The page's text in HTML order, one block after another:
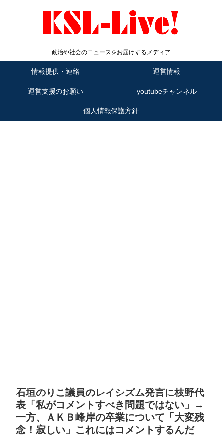
政治や社会のニュースをお届けするメディア
情報提供・連絡 運営情報
運営支援のお願い youtubeチャンネル
個人情報保護方針
石垣のりこ議員のレイシズム発言に枝野代
表「私がコメントすべき問題ではない」→
一方、ＡＫＢ峰岸の卒業について「大変残
念！寂しい」これにはコメントするんだ